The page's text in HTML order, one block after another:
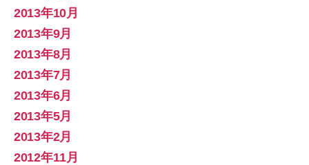
2013年10月
2013年9月
2013年8月
2013年7月
2013年6月
2013年5月
2013年2月
2012年11月